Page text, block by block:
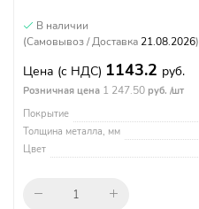
В наличии
(Самовывоз / Доставка 21.08.2026)
Цена (с НДС) 1143.2 руб.
Розничная цена 1 247.50 руб. /шт
Покрытие
Толщина металла, мм
Цвет